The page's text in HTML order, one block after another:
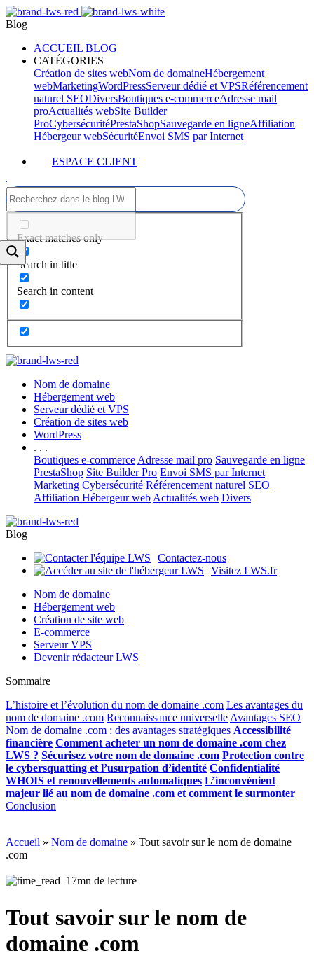
Blog
ACCUEIL BLOG
CATÉGORIES
Création de sites webNom de domaineHébergement
webMarketingWordPressServeur dédié et VPSRéférencement
naturel SEODiversBoutiques e-commerceAdresse mail
proActualités webSite Builder
ProCybersécuritéPrestaShopSauvegarde en ligneAffiliation
Hébergeur webSécuritéEnvoi SMS par Internet
ESPACE CLIENT
Exact matches only
Search in title
Search in content
Nom de domaine
Hébergement web
Serveur dédié et VPS
Création de sites web
WordPress
. . .
Boutiques e-commerce Adresse mail pro Sauvegarde en ligne
PrestaShop Site Builder Pro Envoi SMS par Internet
Marketing Cybersécurité Référencement naturel SEO
Affiliation Hébergeur web Actualités web Divers
Blog
Contactez-nous
Visitez LWS.fr
Nom de domaine
Hébergement web
Création de site web
E-commerce
Serveur VPS
Devenir rédacteur LWS
Sommaire
L’histoire et l’évolution du nom de domaine .com Les avantages du
nom de domaine .com Reconnaissance universelle Avantages SEO
Nom de domaine .com : des avantages stratégiques Accessibilité
financière Comment acheter un nom de domaine .com chez
LWS ? Sécurisez votre nom de domaine .com Protection contre
le cybersquatting et l’usurpation d’identité Confidentialité
WHOIS et renouvellements automatiques L’inconvénient
majeur lié au nom de domaine .com et comment le surmonter
Conclusion
Accueil » Nom de domaine » Tout savoir sur le nom de domaine
.com
17mn de lecture
Tout savoir sur le nom de
domaine .com